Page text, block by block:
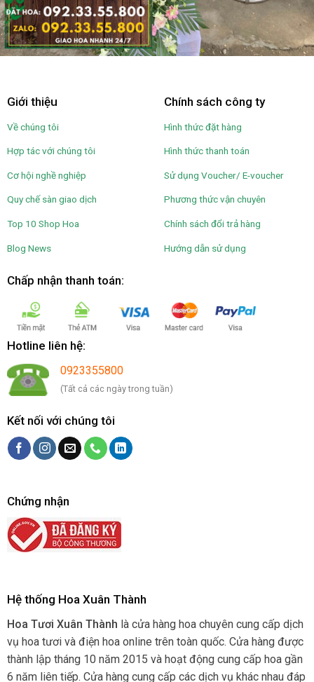
Giới thiệu
Về chúng tôi
Hợp tác với chúng tôi
Cơ hội nghề nghiệp
Quy chế sàn giao dịch
Top 10 Shop Hoa
Blog News
Chính sách công ty
Hình thức đặt hàng
Hình thức thanh toán
Sử dụng Voucher/ E-voucher
Phương thức vận chuyên
Chính sách đổi trả hàng
Hướng dẫn sử dụng
Chấp nhận thanh toán:
Hotline liên hệ:
0923355800
(Tất cả các ngày trong tuần)
Kết nối với chúng tôi
Chứng nhận
Hệ thống Hoa Xuân Thành
Hoa Tươi Xuân Thành là cửa hàng hoa chuyên cung cấp dịch
vụ hoa tươi và điện hoa online trên toàn quốc. Cửa hàng được
thành lập tháng 10 năm 2015 và hoạt động cung cấp hoa gần
6 năm liên tiếp. Cửa hàng cung cấp các dịch vụ khác nhau đáp